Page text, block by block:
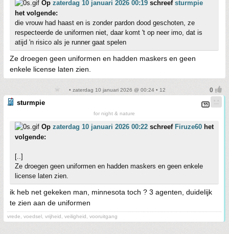
Op zaterdag 10 januari 2026 00:19 schreef sturmpie
het volgende:
die vrouw had haast en is zonder pardon dood geschoten, ze
respecteerde de uniformen niet, daar komt 't op neer imo, dat is
atijd 'n risico als je runner gaat spelen
Ze droegen geen uniformen en hadden maskers en geen
enkele license laten zien.
• zaterdag 10 januari 2026 @ 00:24 • 12
sturmpie
for night & nature
Op zaterdag 10 januari 2026 00:22 schreef Firuze60 het
volgende:
[..]
Ze droegen geen uniformen en hadden maskers en geen enkele
license laten zien.
ik heb net gekeken man, minnesota toch ? 3 agenten, duidelijk
te zien aan de uniformen
vrede, voedsel, vrijheid, veiligheid, vooruitgang